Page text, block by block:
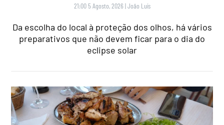
21:00 5 Agosto, 2026 |João Luís
Da escolha do local à proteção dos olhos, há vários
preparativos que não devem ficar para o dia do
eclipse solar